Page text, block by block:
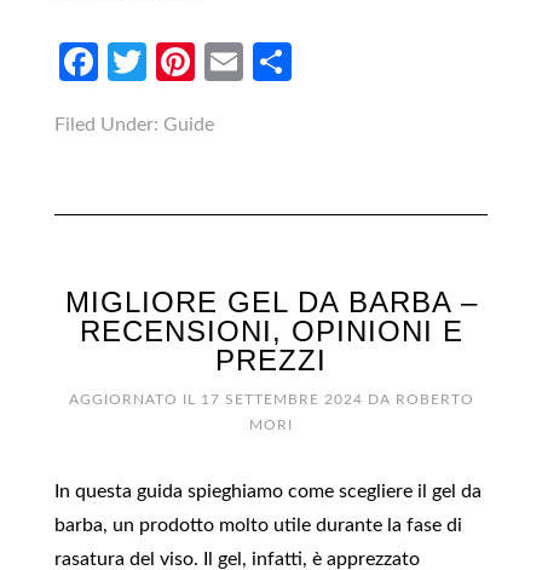
Facebook
Twitter
Pinterest
Email
Filed Under: Guide
MIGLIORE GEL DA BARBA –
RECENSIONI, OPINIONI E
PREZZI
AGGIORNATO IL 17 SETTEMBRE 2024 DA ROBERTO
MORI
In questa guida spieghiamo come scegliere il gel da
barba, un prodotto molto utile durante la fase di
rasatura del viso. Il gel, infatti, è apprezzato